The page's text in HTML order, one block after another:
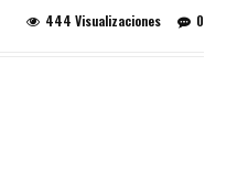
0
444 Visualizaciones